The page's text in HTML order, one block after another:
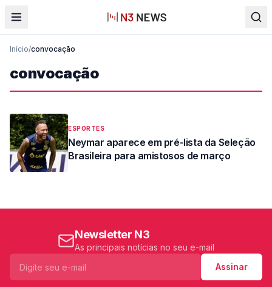
Início/convocação
convocação
ESPORTES
Neymar aparece em pré-lista da Seleção
Brasileira para amistosos de março
Newsletter N3
As principais notícias no seu e-mail
Assinar